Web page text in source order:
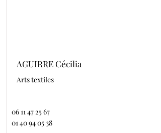
AGUIRRE Cécilia
Arts textiles
06 11 47 25 67
01 40 94 05 38